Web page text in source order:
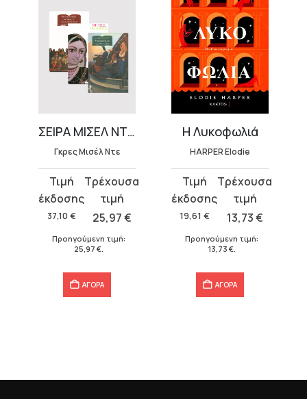
ΣΕΙΡΑ ΜΙΣΕΛ ΝΤΕ ΓΚΡΕΣ (3 ΤΟΜΟΙ)
Γκρες Μισέλ Ντε
37,10 €
Original
price
was:
25,97€
τρέχουσα
τιμή
25,97 €.
Προηγούμενη τιμή:
25,97 €
ΑΓΟΡΑ
Η Λυκοφωλιά
HARPER Elodie
19,61 €
Original
price
was:
13,73€
τρέχουσα
τιμή
13,73 €.
Προηγούμενη τιμή:
13,73 €.
ΑΓΟΡΑ